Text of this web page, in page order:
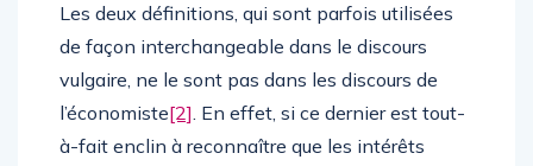
Les deux définitions, qui sont parfois utilisées
de façon interchangeable dans le discours
vulgaire, ne le sont pas dans les discours de
l’économiste[2]. En effet, si ce dernier est tout-
à-fait enclin à reconnaître que les intérêts